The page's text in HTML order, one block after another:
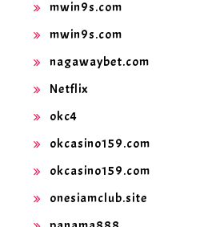
mwin9s.com
mwin9s.com
nagawaybet.com
Netflix
okc4
okcasino159.com
okcasino159.com
onesiamclub.site